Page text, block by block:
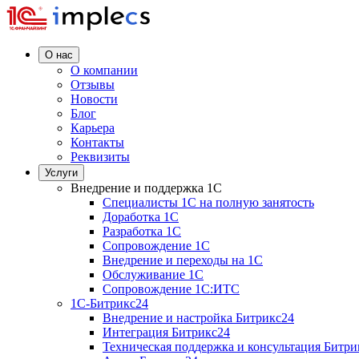
О нас
О компании
Отзывы
Новости
Блог
Карьера
Контакты
Реквизиты
Услуги
Внедрение и поддержка 1C
Специалисты 1C на полную занятость
Доработка 1C
Разработка 1C
Сопровождение 1C
Внедрение и переходы на 1C
Обслуживание 1C
Сопровождение 1C:ИТС
1С-Битрикс24
Внедрение и настройка Битрикс24
Интеграция Битрикс24
Техническая поддержка и консультация